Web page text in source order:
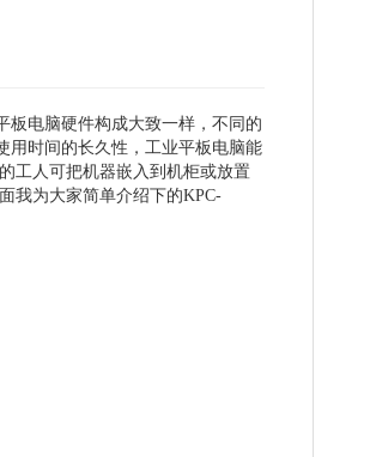
板电脑硬件构成大致一样，不同的
用时间的长久性，工业平板电脑能
工人可把机器嵌入到机柜或放置
我为大家简单介绍下的KPC-